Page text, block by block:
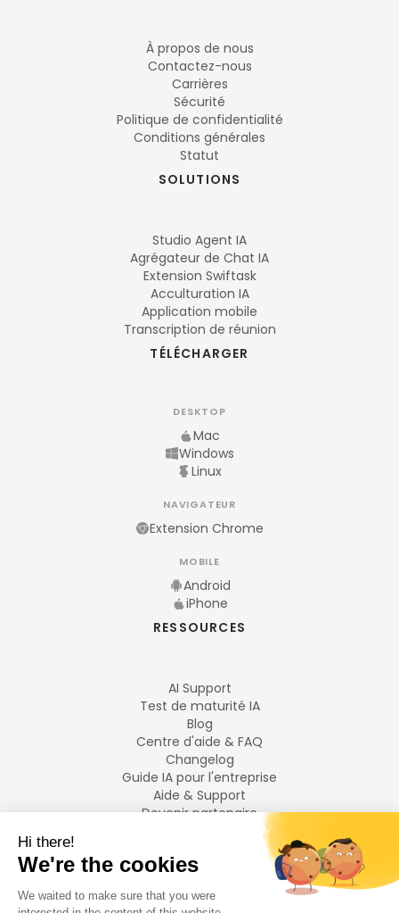
À propos de nous
Contactez-nous
Carrières
Sécurité
Politique de confidentialité
Conditions générales
Statut
SOLUTIONS
Studio Agent IA
Agrégateur de Chat IA
Extension Swiftask
Acculturation IA
Application mobile
Transcription de réunion
TÉLÉCHARGER
DESKTOP
Mac
Windows
Linux
NAVIGATEUR
Extension Chrome
MOBILE
Android
iPhone
RESSOURCES
AI Support
Test de maturité IA
Blog
Centre d'aide & FAQ
Changelog
Guide IA pour l'entreprise
Aide & Support
Devenir partenaire
LANGUES